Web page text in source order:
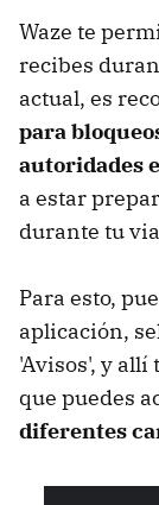
Waze te
recibes
actual, es
para
autoridades
a estar
durante tu
Para esto,
aplicación,
'Avisos', y allí
que puedes
diferentes